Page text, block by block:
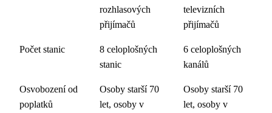
rozhlasových
přijímačů
televizních
přijímačů
Počet stanic
8 celoplošných
stanic
6 celoplošných
kanálů
Osvobození od
poplatků
Osoby starší 70
let, osoby v
Osoby starší 70
let, osoby v